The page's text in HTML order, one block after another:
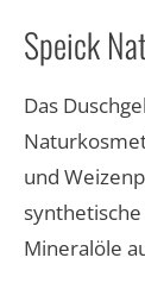
Speick
Das
und
Mineralöle